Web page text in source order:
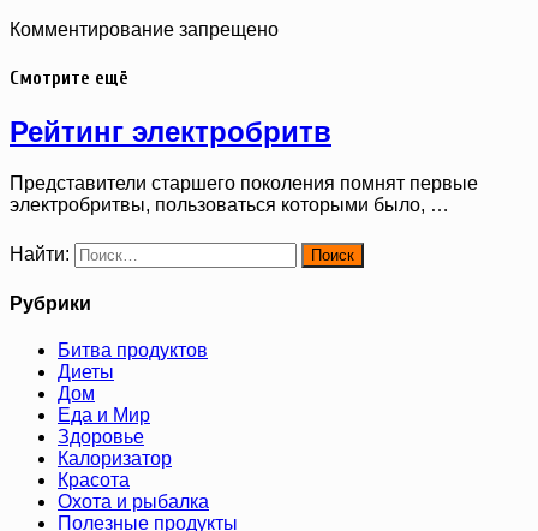
Комментирование запрещено
Смотрите ещё
Рейтинг электробритв
Представители старшего поколения помнят первые
электробритвы, пользоваться которыми было, …
Найти:
Рубрики
Битва продуктов
Диеты
Дом
Еда и Мир
Здоровье
Калоризатор
Красота
Охота и рыбалка
Полезные продукты